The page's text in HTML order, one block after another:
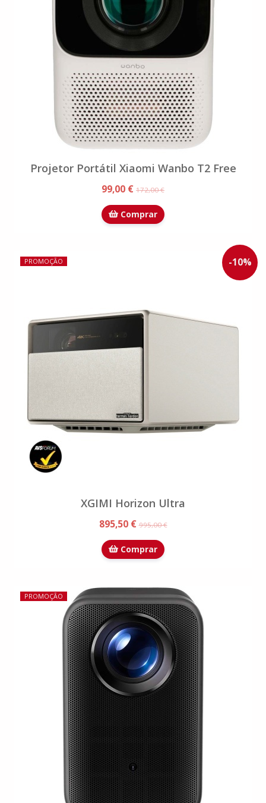
Projetor Portátil Xiaomi Wanbo T2 Free
99,00 € 172,00 €
Comprar
-10%
PROMOÇÃO
XGIMI Horizon Ultra
895,50 €995,00 €
Comprar
PROMOÇÃO